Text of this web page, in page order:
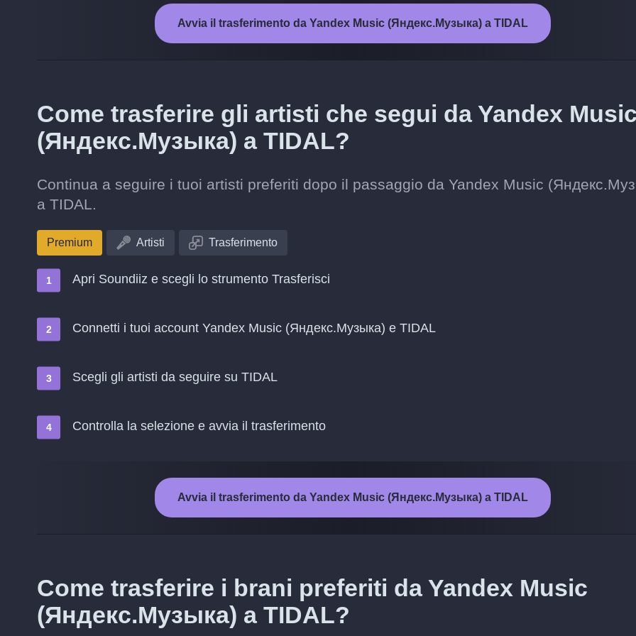
Avvia il trasferimento da Yandex Music (Яндекс.Музыка) a TIDAL
Come trasferire gli artisti che segui da Yandex Music
(Яндекс.Музыка) a TIDAL?
Continua a seguire i tuoi artisti preferiti dopo il passaggio da Yandex Music
a TIDAL.
Premium Artisti Trasferimento
Apri Soundiiz e scegli lo strumento Trasferisci
Connetti i tuoi account Yandex Music (Яндекс.Музыка) e TIDAL
Scegli gli artisti da seguire su TIDAL
Controlla la selezione e avvia il trasferimento
Avvia il trasferimento da Yandex Music (Яндекс.Музыка) a TIDAL
Come trasferire i brani preferiti da Yandex Music
(Яндекс.Музыка) a TIDAL?